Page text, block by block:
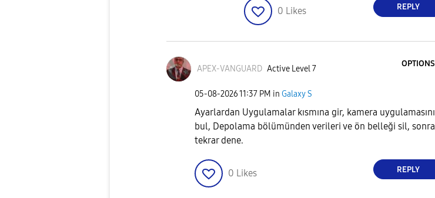
0 Likes REPLY
APEX-VANGUARD Active Level 7
OPTIONS
‎05-08-202611:37 PM in Galaxy S
Ayarlardan Uygulamalar kısmına gir, kamera uygulamasını
bul, Depolama bölümünden verileri ve ön belleği sil, sonra
tekrar dene.
0 Likes REPLY